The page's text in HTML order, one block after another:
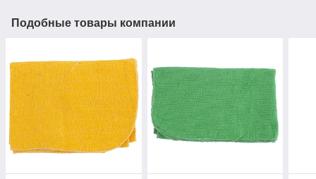
Подобные товары компании